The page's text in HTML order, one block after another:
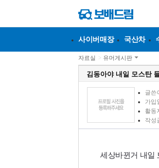
사이버매장 국산차
자료실 > 유머게시판
김동아야 내일 모스탄
글쓴
가입
활동
작성
세상바뀐거 내일